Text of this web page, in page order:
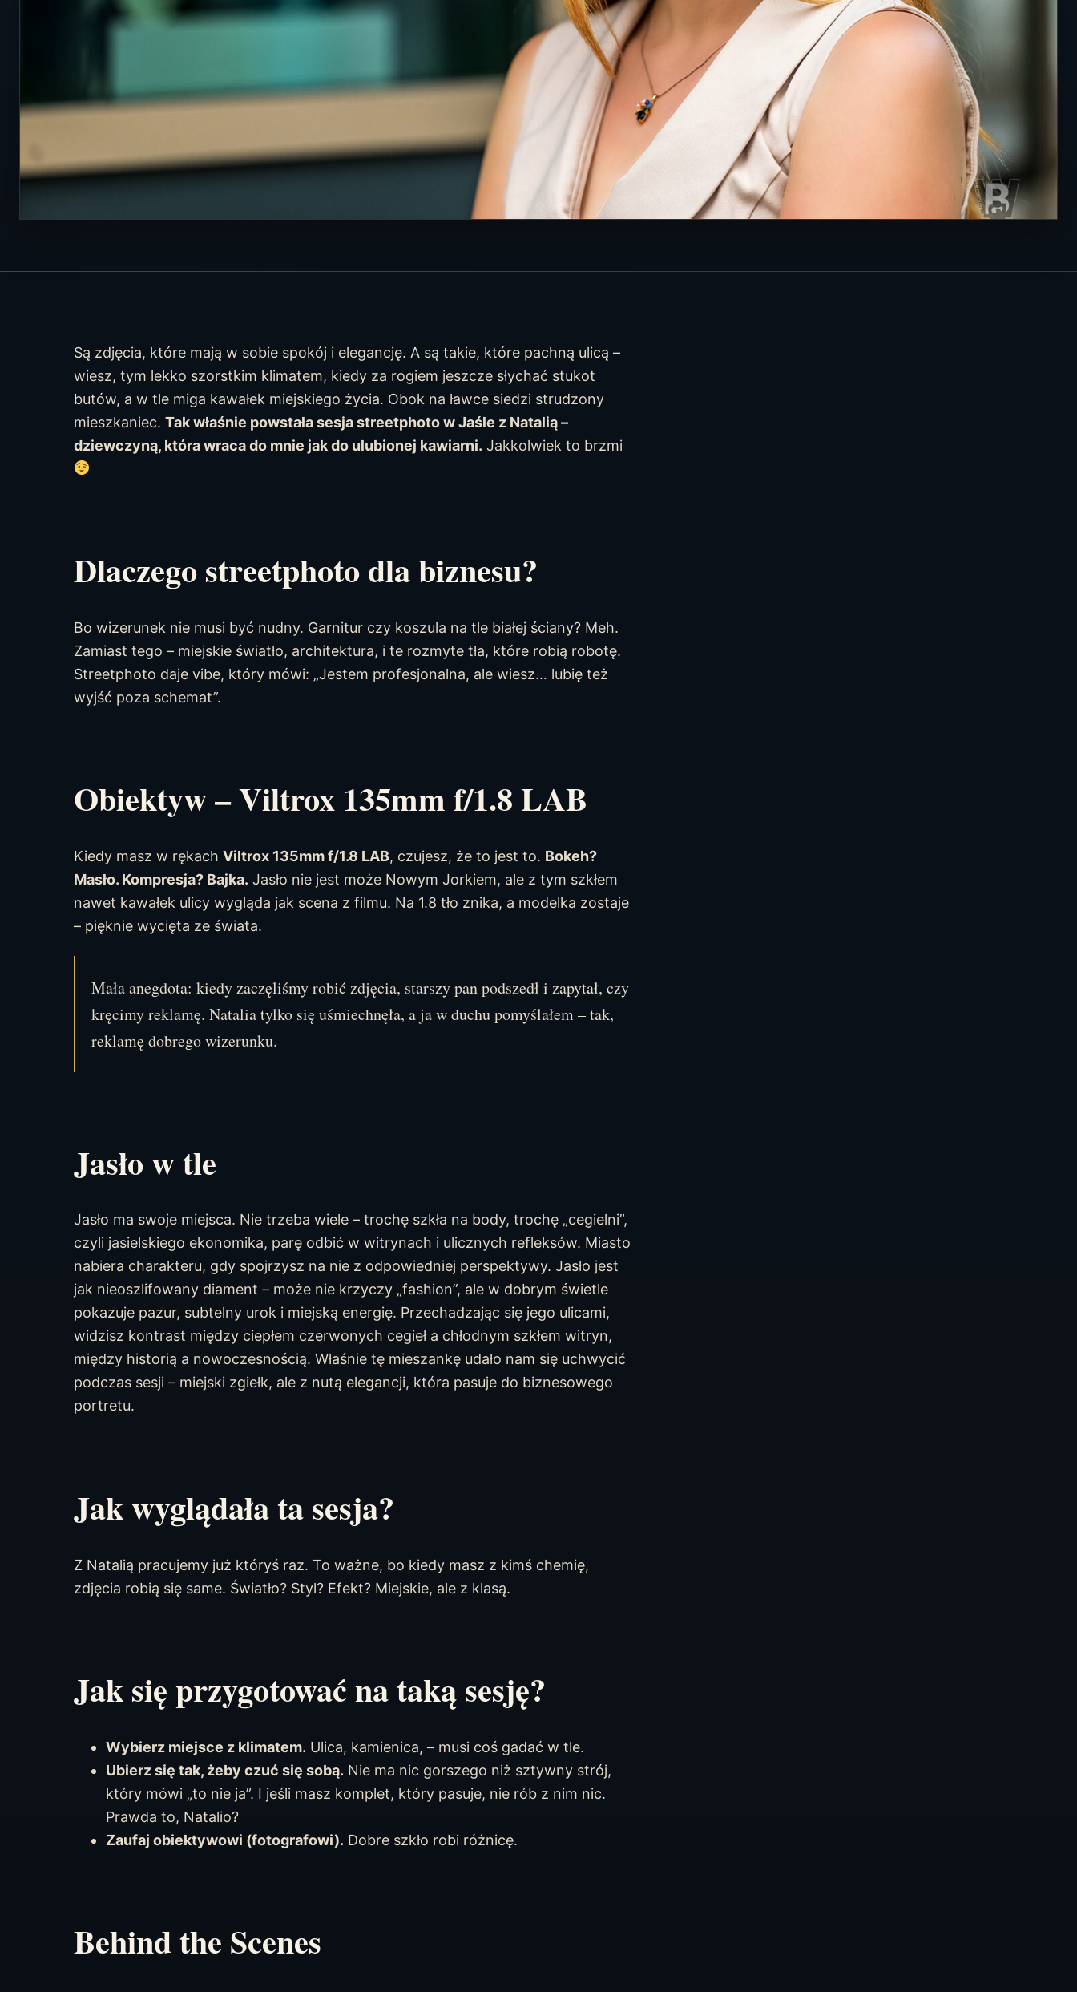
Są zdjęcia, które mają w sobie spokój i elegancję. A są takie, które pachną ulicą –
wiesz, tym lekko szorstkim klimatem, kiedy za rogiem jeszcze słychać stukot
butów, a w tle miga kawałek miejskiego życia. Obok na ławce siedzi strudzony
mieszkaniec. Tak właśnie powstała sesja streetphoto w Jaśle z Natalią –
dziewczyną, która wraca do mnie jak do ulubionej kawiarni. Jakkolwiek to brzmi
Dlaczego streetphoto dla biznesu?
Bo wizerunek nie musi być nudny. Garnitur czy koszula na tle białej ściany? Meh.
Zamiast tego – miejskie światło, architektura, i te rozmyte tła, które robią robotę.
Streetphoto daje vibe, który mówi: „Jestem profesjonalna, ale wiesz… lubię też
wyjść poza schemat”.
Obiektyw – Viltrox 135mm f/1.8 LAB
Kiedy masz w rękach Viltrox 135mm f/1.8 LAB, czujesz, że to jest to. Bokeh?
Masło. Kompresja? Bajka. Jasło nie jest może Nowym Jorkiem, ale z tym szkłem
nawet kawałek ulicy wygląda jak scena z filmu. Na 1.8 tło znika, a modelka zostaje
– pięknie wycięta ze świata.
Mała anegdota: kiedy zaczęliśmy robić zdjęcia, starszy pan podszedł i zapytał, czy
kręcimy reklamę. Natalia tylko się uśmiechnęła, a ja w duchu pomyślałem – tak,
reklamę dobrego wizerunku.
Jasło w tle
Jasło ma swoje miejsca. Nie trzeba wiele – trochę szkła na body, trochę „cegielni”,
czyli jasielskiego ekonomika, parę odbić w witrynach i ulicznych refleksów. Miasto
nabiera charakteru, gdy spojrzysz na nie z odpowiedniej perspektywy. Jasło jest
jak nieoszlifowany diament – może nie krzyczy „fashion”, ale w dobrym świetle
pokazuje pazur, subtelny urok i miejską energię. Przechadzając się jego ulicami,
widzisz kontrast między ciepłem czerwonych cegieł a chłodnym szkłem witryn,
między historią a nowoczesnością. Właśnie tę mieszankę udało nam się uchwycić
podczas sesji – miejski zgiełk, ale z nutą elegancji, która pasuje do biznesowego
portretu.
Jak wyglądała ta sesja?
Z Natalią pracujemy już któryś raz. To ważne, bo kiedy masz z kimś chemię,
zdjęcia robią się same. Światło? Styl? Efekt? Miejskie, ale z klasą.
Jak się przygotować na taką sesję?
Wybierz miejsce z klimatem. Ulica, kamienica, – musi coś gadać w tle.
Ubierz się tak, żeby czuć się sobą. Nie ma nic gorszego niż sztywny strój,
który mówi „to nie ja”. I jeśli masz komplet, który pasuje, nie rób z nim nic.
Prawda to, Natalio?
Zaufaj obiektywowi (fotografowi). Dobre szkło robi różnicę.
Behind the Scenes